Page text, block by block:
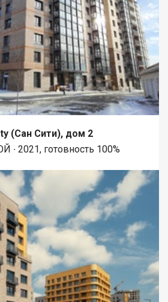
(Сан Сити), дом 2
∙ 2021, готовность 100%